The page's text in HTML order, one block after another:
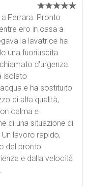
★★★★★
Ferrara. Pronto
ero in casa a
la lavatrice ha
una fuoriuscita
d'urgenza.
isolato
e ha sostituito
di alta qualità,
calma e
di una situazione di
lavoro rapido,
del pronto
e dalla velocità